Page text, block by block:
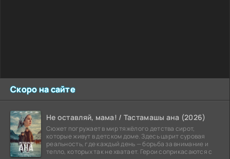
Скоро на сайте
Не оставляй, мама! / Тастамашы ана (2026)
Сюжет погружает в мир тяжёлого детства сирот,
которые живут в детском доме. Здесь царит суровая
реальность, где каждый день — борьба за внимание и
тепло, которых так не хватает. Герои соприкасаются с